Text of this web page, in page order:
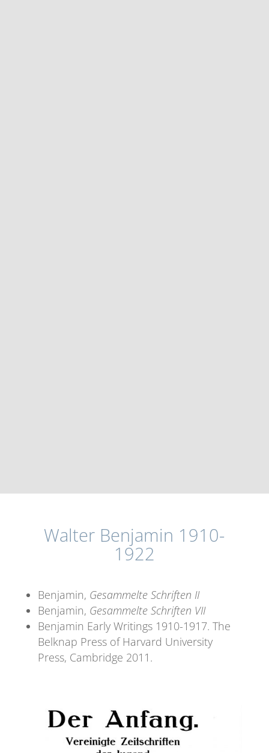
Walter Benjamin 1910-
1922
Benjamin, Gesammelte Schriften II
Benjamin, Gesammelte Schriften VII
Benjamin Early Writings 1910-1917. The
Belknap Press of Harvard University
Press, Cambridge 2011.